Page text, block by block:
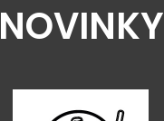
NOVINKY